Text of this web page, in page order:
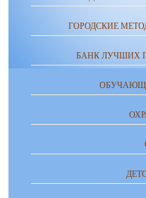
ГОРОДСКИЕ
БАНК ЛУЧШИХ